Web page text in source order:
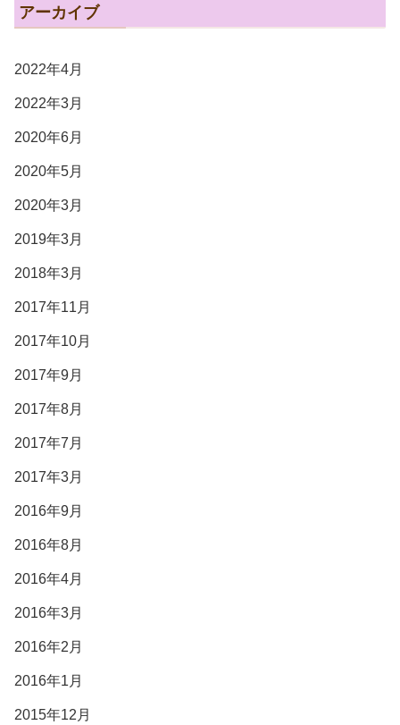
アーカイブ
2022年4月
2022年3月
2020年6月
2020年5月
2020年3月
2019年3月
2018年3月
2017年11月
2017年10月
2017年9月
2017年8月
2017年7月
2017年3月
2016年9月
2016年8月
2016年4月
2016年3月
2016年2月
2016年1月
2015年12月